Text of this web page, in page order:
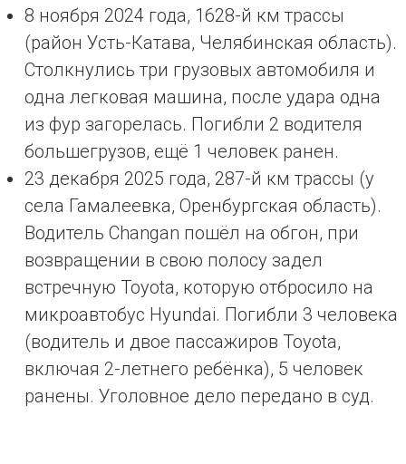
8 ноября 2024 года, 1628-й км трассы
(район Усть-Катава, Челябинская область).
Столкнулись три грузовых автомобиля и
одна легковая машина, после удара одна
из фур загорелась. Погибли 2 водителя
большегрузов, ещё 1 человек ранен.
23 декабря 2025 года, 287-й км трассы (у
села Гамалеевка, Оренбургская область).
Водитель Changan пошёл на обгон, при
возвращении в свою полосу задел
встречную Toyota, которую отбросило на
микроавтобус Hyundai. Погибли 3 человека
(водитель и двое пассажиров Toyota,
включая 2-летнего ребёнка), 5 человек
ранены. Уголовное дело передано в суд.